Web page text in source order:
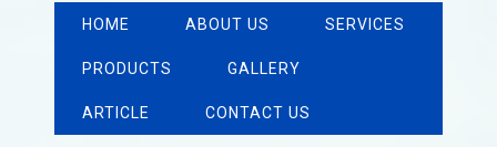
HOME ABOUT US SERVICES
PRODUCTS GALLERY
ARTICLE CONTACT US